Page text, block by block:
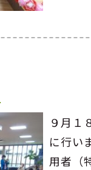
９月１
に行い
用者（